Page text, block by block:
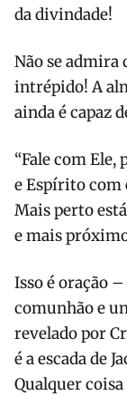
da divindade!
Não se admira
intrépido! A
ainda é capaz
“Fale com Ele,
e Espírito com
Mais perto
e mais próximo
Isso é oração
comunhão e
revelado por
é a es­cada de
Qualquer